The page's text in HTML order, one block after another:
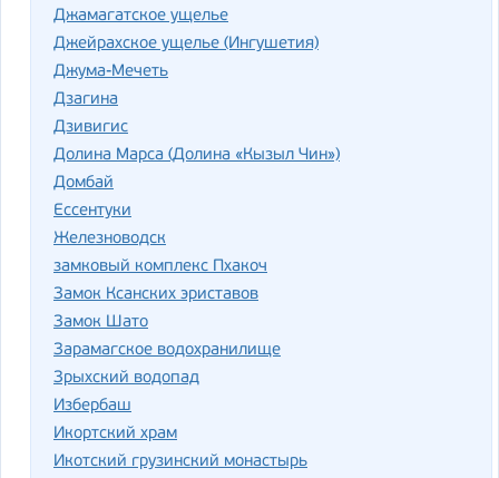
Джамагатское ущелье
Джейрахское ущелье (Ингушетия)
Джума-Мечеть
Дзагина
Дзивигис
Долина Марса (Долина «Кызыл Чин»)
Домбай
Ессентуки
Железноводск
замковый комплекс Пхакоч
Замок Ксанских эриставов
Замок Шато
Зарамагское водохранилище
Зрыхский водопад
Избербаш
Икортский храм
Икотский грузинский монастырь